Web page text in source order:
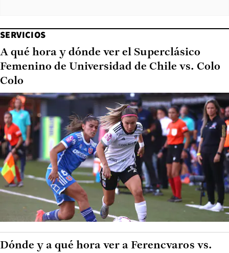
SERVICIOS
A qué hora y dónde ver el Superclásico
Femenino de Universidad de Chile vs. Colo
Colo
Dónde y a qué hora ver a Ferencvaros vs.